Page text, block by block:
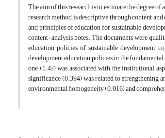
The aim of this research is to estimate the degree
research method is descriptive through content
and principles of education for sustainable
content-analysis notes. The documents were
education policies of sustainable development
development education policies in the fundamental
one (1.4%) was associated with the institutional
significance (0.394) was related to
environmental homogeneity (0.016) and